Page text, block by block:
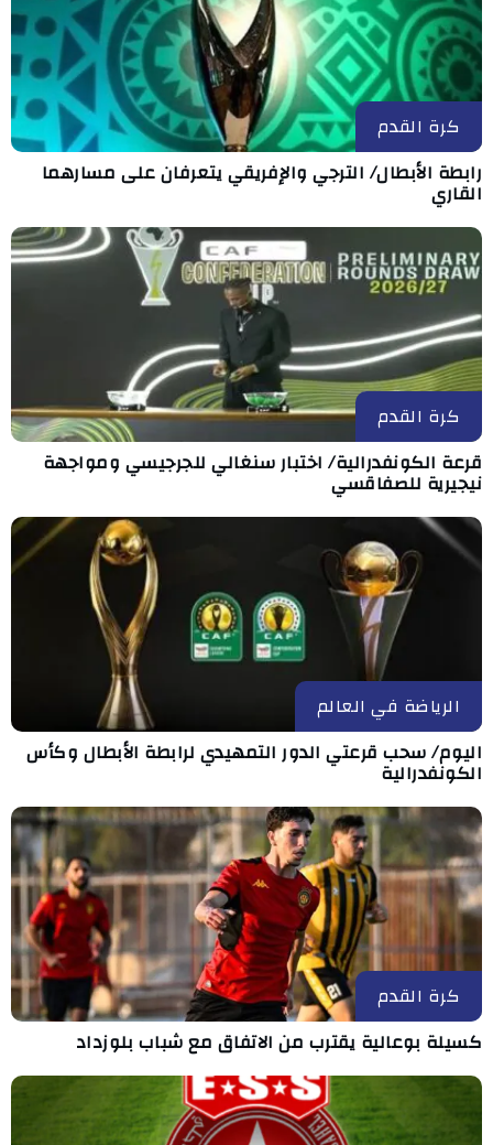
كرة القدم
رابطة الأبطال/ الترجي والإفريقي يتعرفان على مسارهما
القاري
كرة القدم
قرعة الكونفدرالية/ اختبار سنغالي للجرجيسي ومواجهة
نيجيرية للصفاقسي
الرياضة في العالم
اليوم/ سحب قرعتي الدور التمهيدي لرابطة الأبطال وكأس
الكونفدرالية
كرة القدم
كسيلة بوعالية يقترب من الاتفاق مع شباب بلوزداد